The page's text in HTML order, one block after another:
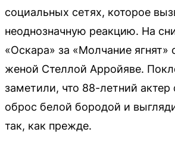
социальных сетях, которое
неоднозначную реакцию. На
«Оскара» за «Молчание ягнят»
женой Стеллой Арройяве.
заметили, что 88-летний актер
оброс белой бородой и
так, как прежде.